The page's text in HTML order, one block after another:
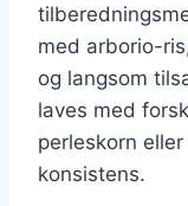
med arborio-
og langsom
laves med
perleskorn
konsistens.